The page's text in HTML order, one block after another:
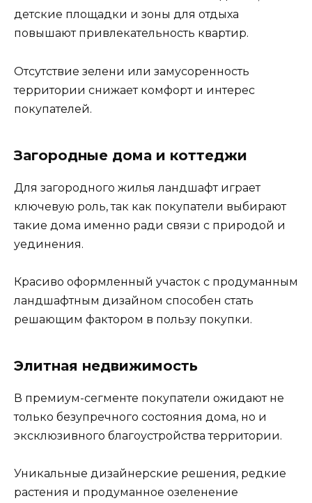
детские площадки и зоны для отдыха
повышают привлекательность квартир.
Отсутствие зелени или замусоренность
территории снижает комфорт и интерес
покупателей.
Загородные дома и коттеджи
Для загородного жилья ландшафт играет
ключевую роль, так как покупатели выбирают
такие дома именно ради связи с природой и
уединения.
Красиво оформленный участок с продуманным
ландшафтным дизайном способен стать
решающим фактором в пользу покупки.
Элитная недвижимость
В премиум-сегменте покупатели ожидают не
только безупречного состояния дома, но и
эксклюзивного благоустройства территории.
Уникальные дизайнерские решения, редкие
растения и продуманное озеленение